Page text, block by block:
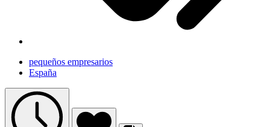
pequeños empresarios
España